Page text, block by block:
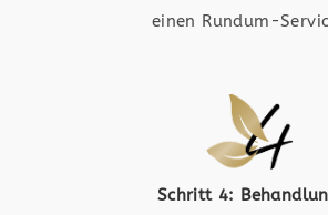
einen Rundum-
Schritt 4: